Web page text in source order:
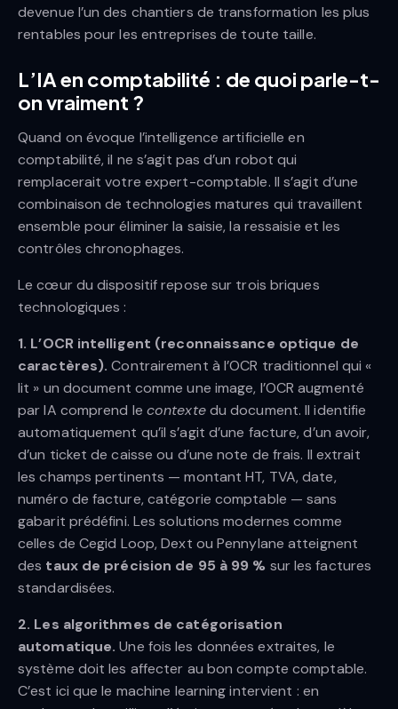
devenue l’un des chantiers de transformation les plus
rentables pour les entreprises de toute taille.
L’IA en comptabilité : de quoi parle-t-
on vraiment ?
Quand on évoque l’intelligence artificielle en
comptabilité, il ne s’agit pas d’un robot qui
remplacerait votre expert-comptable. Il s’agit d’une
combinaison de technologies matures qui travaillent
ensemble pour éliminer la saisie, la ressaisie et les
contrôles chronophages.
Le cœur du dispositif repose sur trois briques
technologiques :
1. L’OCR intelligent (reconnaissance optique de
caractères). Contrairement à l’OCR traditionnel qui «
lit » un document comme une image, l’OCR augmenté
par IA comprend le contextedu document. Il identifie
automatiquement qu’il s’agit d’une facture, d’un avoir,
d’un ticket de caisse ou d’une note de frais. Il extrait
les champs pertinents — montant HT, TVA, date,
numéro de facture, catégorie comptable — sans
gabarit prédéfini. Les solutions modernes comme
celles de Cegid Loop, Dext ou Pennylane atteignent
des taux de précision de 95 à 99 % sur les factures
standardisées.
2. Les algorithmes de catégorisation
automatique. Une fois les données extraites, le
système doit les affecter au bon compte comptable.
C’est ici que le machine learning intervient : en